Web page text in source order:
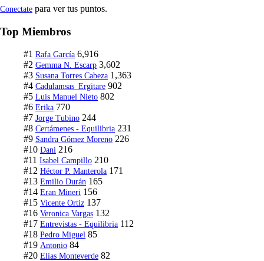
Conectate para ver tus puntos.
Top Miembros
#1 Rafa García 6,916
#2 Gemma N. Escarp 3,602
#3 Susana Torres Cabeza 1,363
#4 Cadulamsas_Ergitare 902
#5 Luis Manuel Nieto 802
#6 Erika 770
#7 Jorge Tubino 244
#8 Certámenes - Equilibria 231
#9 Sandra Gómez Moreno 226
#10 Dani 216
#11 Isabel Campillo 210
#12 Héctor P. Manterola 171
#13 Emilio Durán 165
#14 Eran Mineri 156
#15 Vicente Ortiz 137
#16 Veronica Vargas 132
#17 Entrevistas - Equilibria 112
#18 Pedro Miguel 85
#19 Antonio 84
#20 Elías Monteverde 82